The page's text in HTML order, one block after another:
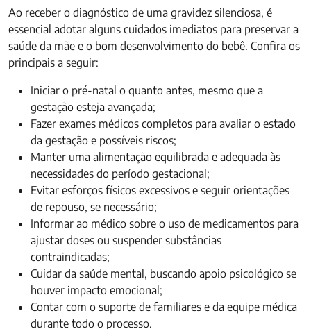
Ao receber o diagnóstico de uma gravidez silenciosa, é
essencial adotar alguns cuidados imediatos para preservar a
saúde da mãe e o bom desenvolvimento do bebê. Confira os
principais a seguir:
Iniciar o pré-natal o quanto antes, mesmo que a
gestação esteja avançada;
Fazer exames médicos completos para avaliar o estado
da gestação e possíveis riscos;
Manter uma alimentação equilibrada e adequada às
necessidades do período gestacional;
Evitar esforços físicos excessivos e seguir orientações
de repouso, se necessário;
Informar ao médico sobre o uso de medicamentos para
ajustar doses ou suspender substâncias
contraindicadas;
Cuidar da saúde mental, buscando apoio psicológico se
houver impacto emocional;
Contar com o suporte de familiares e da equipe médica
durante todo o processo.